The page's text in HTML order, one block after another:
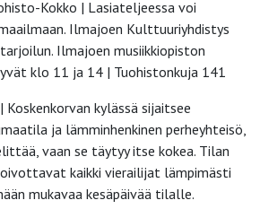
Kokko | Lasiateljeessa voi
Ilmajoen Kulttuuriyhdistys
Ilmajoen musiikkiopiston
klo 11 ja 14 | Tuohistonkuja 141
Koskenkorvan kylässä sijaitsee
ja lämminhenkinen perheyhteisö,
vaan se täytyy itse kokea. Tilan
kaikki vierailijat lämpimästi
mukavaa kesäpäivää tilalle.